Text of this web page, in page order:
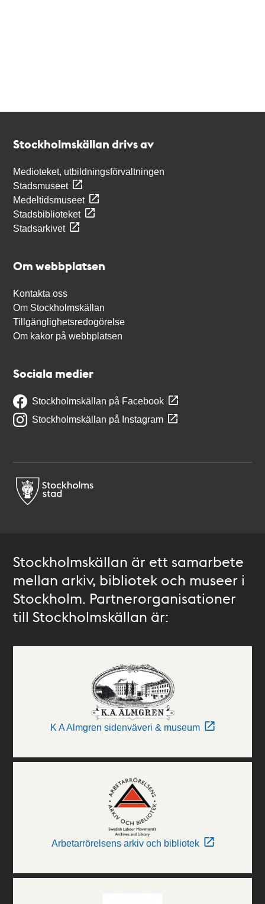
Stockholmskällan drivs av
Medioteket, utbildningsförvaltningen
Stadsmuseet
Medeltidsmuseet
Stadsbiblioteket
Stadsarkivet
Om webbplatsen
Kontakta oss
Om Stockholmskällan
Tillgänglighetsredogörelse
Om kakor på webbplatsen
Sociala medier
Stockholmskällan på Facebook
Stockholmskällan på Instagram
Stockholmskällan är ett samarbete
mellan arkiv, bibliotek och museer i
Stockholm. Partnerorganisationer
till Stockholmskällan är:
K A Almgren sidenväveri & museum
Arbetarrörelsens arkiv och bibliotek